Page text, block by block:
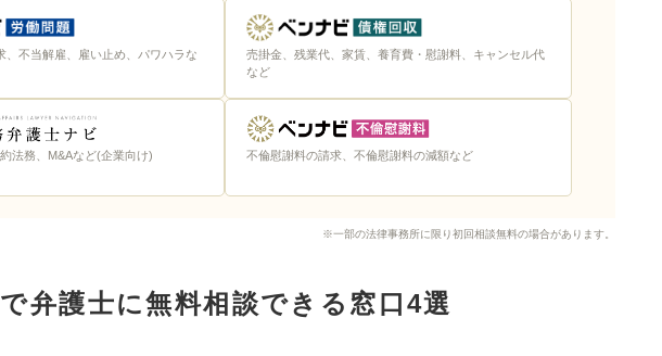
、不当解雇、雇い止め、パワハラな
売掛金、残業代、家賃、養育費・慰謝料、キャンセル代
など
法務、M&Aなど(企業向け) 不倫慰謝料の請求、不倫慰謝料の減額など
※一部の法律事務所に限り初回相談無料の場合があります。
で弁護士に無料相談できる窓口4選